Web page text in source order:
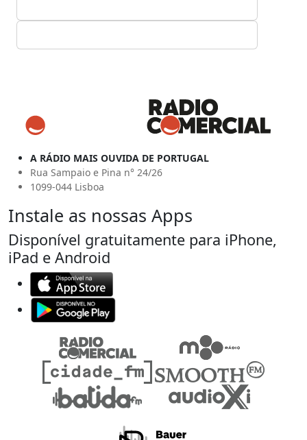
A RÁDIO MAIS OUVIDA DE PORTUGAL
Rua Sampaio e Pina n° 24/26
1099-044 Lisboa
Instale as nossas Apps
Disponível gratuitamente para iPhone,
iPad e Android